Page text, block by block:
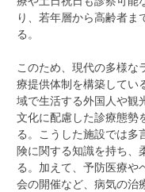
り、若年層から高齢者
る。
このため、現代の多様な
療提供体制を構築してい
域で生活する外国人や観
文化に配慮した診療態勢
る。こうした施設では多
険に関する知識を持ち、
る。加えて、予防医療や
会の開催など、病気の治